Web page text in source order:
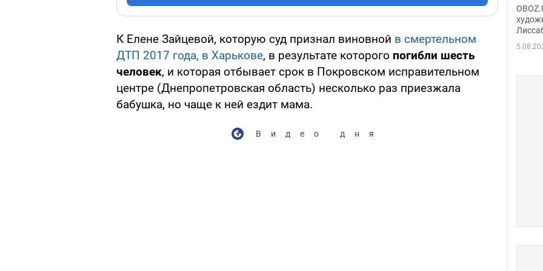
К Елене Зайцевой, которую суд признал виновной в смертельном
ДТП 2017 года, в Харькове, в результате которого погибли шесть
человек, и которая отбывает срок в Покровском исправительном
центре (Днепропетровская область) несколько раз приезжала
бабушка, но чаще к ней ездит мама.
Видео дня
сына